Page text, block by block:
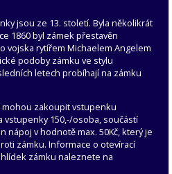
jsou ze 13. století. Byla několikrát
1860 byl zámek přestavěn
vojska rytířem Michaelem Angelem
podoby zámku ve stylu
letech probíhají na zámku
zakoupit vstupenku
150,-/osoba, součástí
nápoj v hodnotě max. 50Kč, který je
zámku. Informace o otevírací
zámku naleznete na